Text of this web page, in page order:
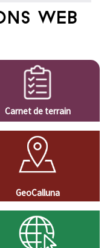
WEB
Carnet de terrain
GeoCalluna